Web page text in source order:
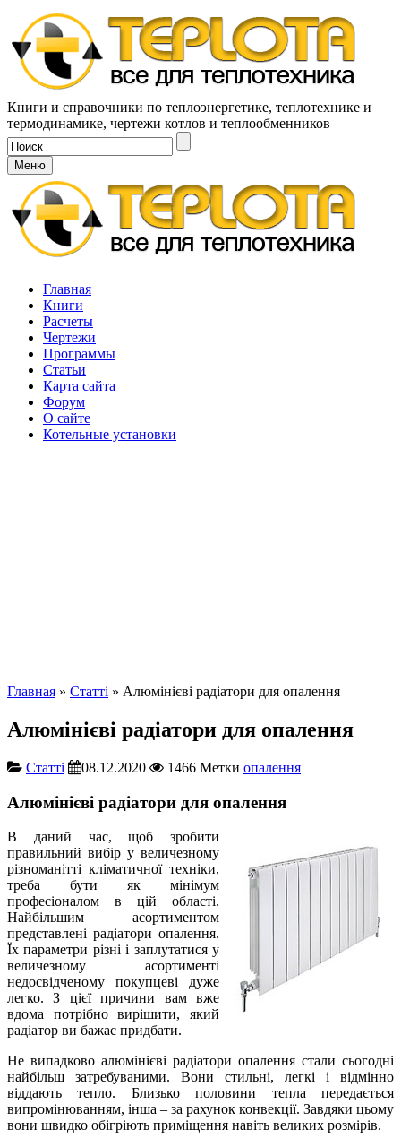
Книги и справочники по теплоэнергетике, теплотехнике и
термодинамике, чертежи котлов и теплообменников
Меню
Главная
Книги
Расчеты
Чертежи
Программы
Статьи
Карта сайта
Форум
О сайте
Котельные установки
Главная » Cтатті » Алюмінієві радіатори для опалення
Алюмінієві радіатори для опалення
Cтатті 08.12.2020 1466 Метки опалення
Алюмінієві радіатори для опалення
В даний час, щоб зробити
правильний вибір у величезному
різноманітті кліматичної техніки,
треба бути як мінімум
професіоналом в цій області.
Найбільшим асортиментом
представлені радіатори опалення.
Їх параметри різні і заплутатися у
величезному асортименті
недосвідченому покупцеві дуже
легко. З цієї причини вам вже
вдома потрібно вирішити, який
радіатор ви бажає придбати.
Не випадково алюмінієві радіатори опалення стали сьогодні
найбільш затребуваними. Вони стильні, легкі і відмінно
віддають тепло. Близько половини тепла передається
випромінюванням, інша – за рахунок конвекції. Завдяки цьому
вони швидко обігріють приміщення навіть великих розмірів.